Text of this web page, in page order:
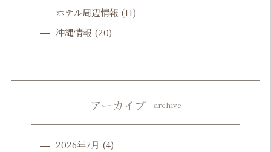
ホテル周辺情報 (11)
沖縄情報 (20)
アーカイブ archive
2026年7月 (4)